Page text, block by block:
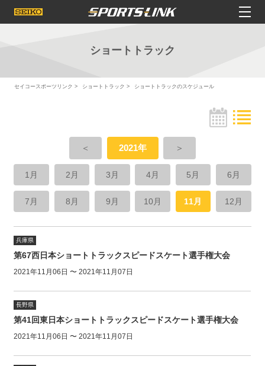
ショートトラック
セイコースポーツリンク ショートトラック ショートトラックのスケジュール
＜ 2021年 ＞
1月 2月 3月 4月 5月 6月
7月 8月 9月 10月 11月 12月
兵庫県
第67西日本ショートトラックスピードスケート選手権大会
2021年11月06日 〜 2021年11月07日
長野県
第41回東日本ショートトラックスピードスケート選手権大会
2021年11月06日 〜 2021年11月07日